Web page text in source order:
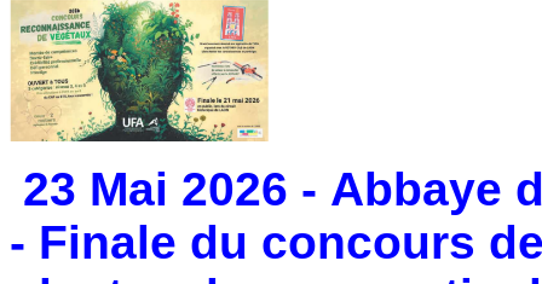
23 Mai 2026 - Abbaye
- Finale du concours